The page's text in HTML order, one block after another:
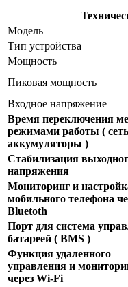
Модель
Тип устройства
Мощность
Пиковая мощность
Входное напряжение
Время переключения
режимами работы (
аккумуляторы )
Стабилизация
напряжения
Мониторинг и
мобильного телефона
Bluetoth
Порт для система
батареей ( BMS )
Функция удаленного
управления и
через Wi-Fi